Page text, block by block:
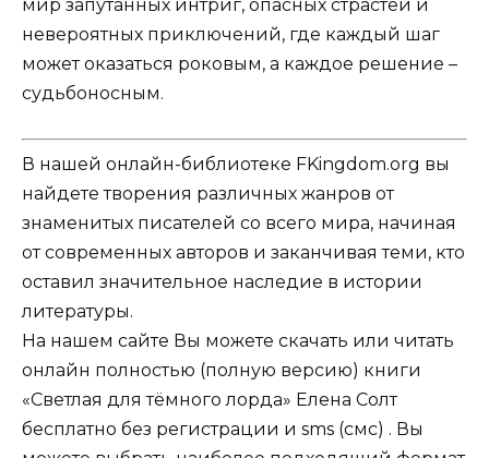
мир запутанных интриг, опасных страстей и
невероятных приключений, где каждый шаг
может оказаться роковым, а каждое решение –
судьбоносным.
В нашей онлайн-библиотеке FKingdom.org вы
найдете творения различных жанров от
знаменитых писателей со всего мира, начиная
от современных авторов и заканчивая теми, кто
оставил значительное наследие в истории
литературы.
На нашем сайте Вы можете скачать или читать
онлайн полностью (полную версию) книги
«Светлая для тёмного лорда» Елена Солт
бесплатно без регистрации и sms (смс) . Вы